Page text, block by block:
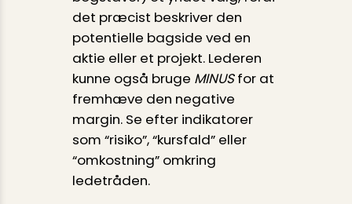
det præcist beskriver den
potentielle bagside ved en
aktie eller et projekt. Lederen
kunne også bruge MINUSfor at
fremhæve den negative
margin. Se efter indikatorer
som “risiko”, “kursfald” eller
“omkostning” omkring
ledetråden.